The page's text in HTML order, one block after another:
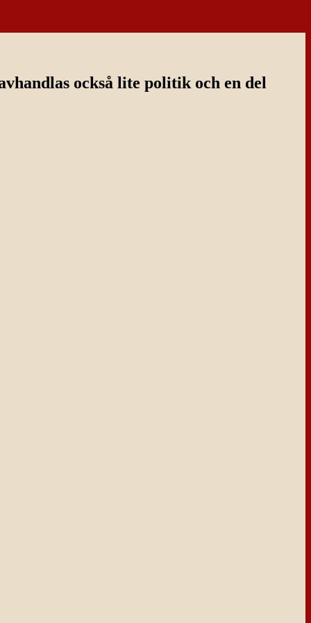
också lite politik och en del